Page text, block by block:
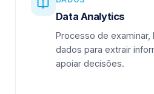
Data Analytics
Processo de examinar,
dados para extrair
apoiar decisões.